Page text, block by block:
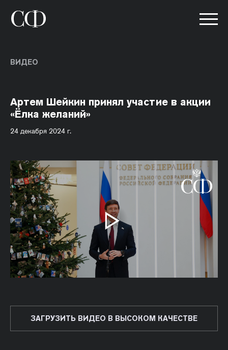
ВИДЕО
Артем Шейкин принял участие в акции
«Ёлка желаний»
24 декабря 2024 г.
ЗАГРУЗИТЬ ВИДЕО В ВЫСОКОМ КАЧЕСТВЕ